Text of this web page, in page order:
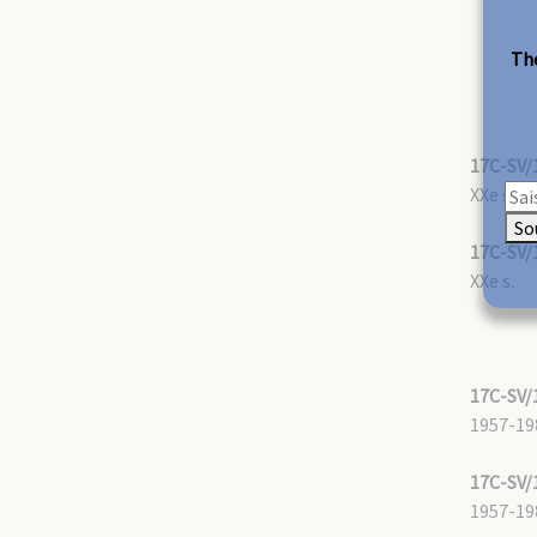
17C-SV/
17C-
XXe s.
17C-
XXe s.
17C-
1957-
1957-